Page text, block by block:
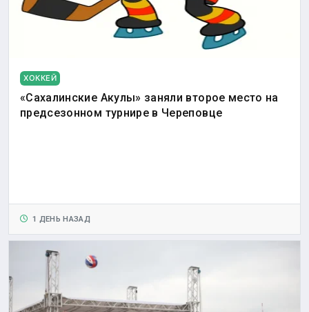
ХОККЕЙ
«Сахалинские Акулы» заняли второе место на
предсезонном турнире в Череповце
1 ДЕНЬ НАЗАД